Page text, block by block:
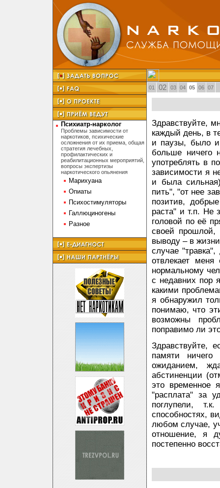
Психиатр-нарколог
Проблемы зависимости от
наркотиков, психические
осложнения от их приема, общая
стратегия лечебных,
профилактических и
реабилитационных мероприятий,
вопросы экспертизы
наркотического опьянения
Марихуана
Опиаты
Психостимуляторы
Галлюциногены
Разное
01 02 03 04 05 06 07
Здравствуйте,
каждый день, в
и паузы, было и
больше ничего
употреблять в
зависимости я
и была
пить", "от нее
позитив,
раста" и т.п. Не
головой по её
своей прошлой,
выводу – в
случае
отвлекает
нормальному
с недавних пор
какими
я обнаружил
понимаю, что
возможны
поправимо ли
Здравствуйте,
памяти
ожиданием,
абстиненции
это временное
"расплата" за
поглупели,
способностях,
любом случае,
отношение, я
постепенно